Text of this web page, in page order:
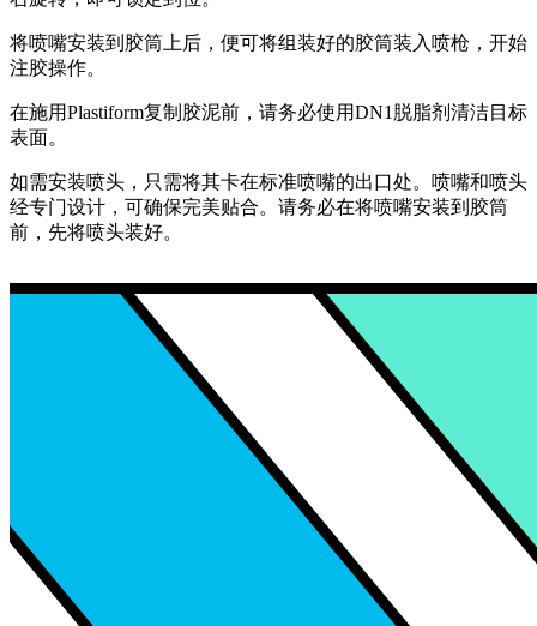
将喷嘴安装到胶筒上后，便可将组装好的胶筒装入喷枪，开始
注胶操作。
在施用Plastiform复制胶泥前，请务必使用DN1脱脂剂清洁目标
表面。
如需安装喷头，只需将其卡在标准喷嘴的出口处。喷嘴和喷头
经专门设计，可确保完美贴合。请务必在将喷嘴安装到胶筒
前，先将喷头装好。